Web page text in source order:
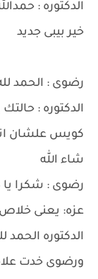
الدكتوره :
خير بيبى جديد
رضوى : الحمد
الدكتوره :
كويس علشان
شاء الله
رضوى : شكرا يا
عزه: يعنى
الدكتوره الحمد
ورضوى خدت